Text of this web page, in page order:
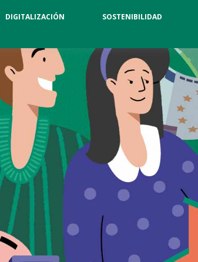
DIGITALIZACIÓN SOSTENIBILIDAD